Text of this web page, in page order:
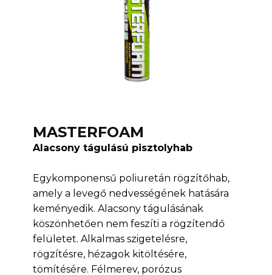
MASTERFOAM
Alacsony tágulású pisztolyhab
Egykomponensű poliuretán rögzítőhab,
amely a levegő nedvességének hatására
keményedik. Alacsony tágulásának
köszönhetően nem feszíti a rögzítendő
felületet. Alkalmas szigetelésre,
rögzítésre, hézagok kitöltésére,
tömítésére. Félmerev, porózus